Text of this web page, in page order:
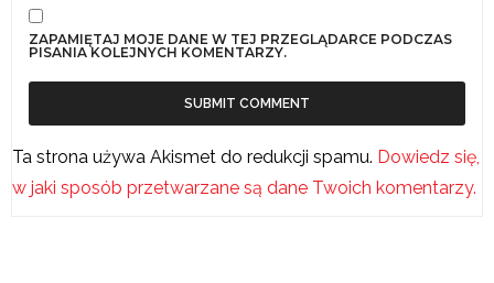
ZAPAMIĘTAJ MOJE DANE W TEJ PRZEGLĄDARCE PODCZAS
PISANIA KOLEJNYCH KOMENTARZY.
Ta strona używa Akismet do redukcji spamu. Dowiedz się,
w jaki sposób przetwarzane są dane Twoich komentarzy.